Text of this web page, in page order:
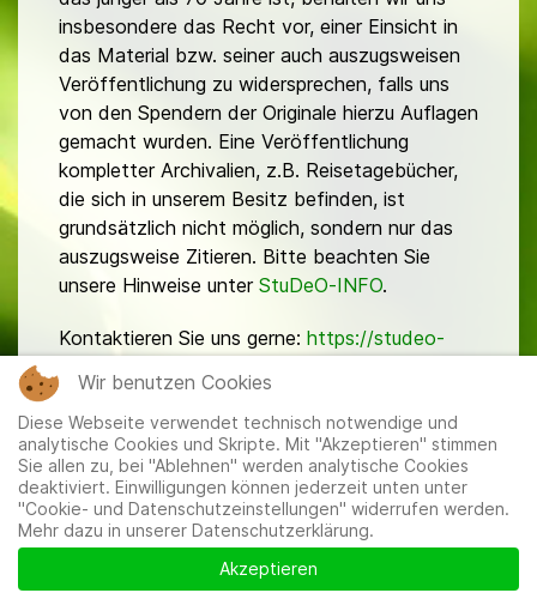
insbesondere das Recht vor, einer Einsicht in
das Material bzw. seiner auch auszugsweisen
Veröffentlichung zu widersprechen, falls uns
von den Spendern der Originale hierzu Auflagen
gemacht wurden. Eine Veröffentlichung
kompletter Archivalien, z.B. Reisetagebücher,
die sich in unserem Besitz befinden, ist
grundsätzlich nicht möglich, sondern nur das
auszugsweise Zitieren. Bitte beachten Sie
unsere Hinweise unter StuDeO-INFO.
Kontaktieren Sie uns gerne: https://studeo-
Mitglieder|Impressum|Datenschutzerklärung|Cookie-
und Datenschutzeinstellungen
Wir benutzen Cookies
Diese Webseite verwendet technisch notwendige und
analytische Cookies und Skripte. Mit "Akzeptieren" stimmen
Sie allen zu, bei "Ablehnen" werden analytische Cookies
deaktiviert. Einwilligungen können jederzeit unten unter
"Cookie- und Datenschutzeinstellungen" widerrufen werden.
Mehr dazu in unserer Datenschutzerklärung.
Akzeptieren